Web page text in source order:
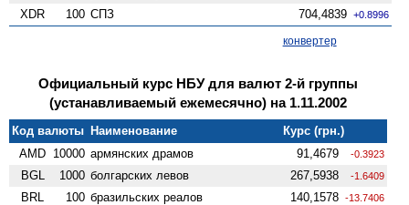
XDR 100 СПЗ 704,4839 +0.8996
конвертер
Официальный курс НБУ для валют 2-й группы
(устанавливаемый ежемесячно) на 1.11.2002
Код валюты Наименование
Курс (грн.)
AMD 10000 армянских драмов 91,4679 -0.3923
BGL 1000 болгарских левов 267,5938 -1.6409
BRL 100 бразильских реалов 140,1578 -13.7406